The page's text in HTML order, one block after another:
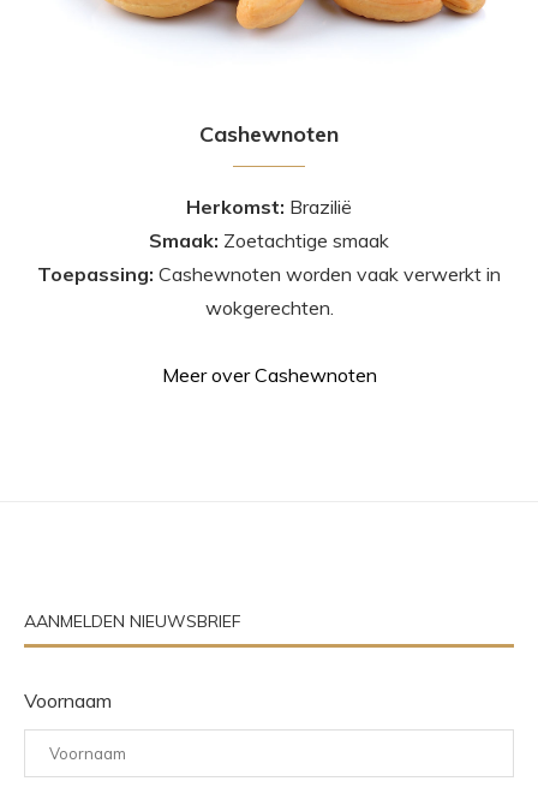
Cashewnoten
Herkomst: Brazilië
Smaak: Zoetachtige smaak
Toepassing: Cashewnoten worden vaak verwerkt in
wokgerechten.
Meer over Cashewnoten
AANMELDEN NIEUWSBRIEF
Voornaam